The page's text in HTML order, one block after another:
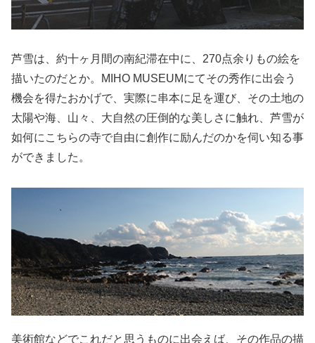
芦雪は、約十ヶ月間の南紀滞在中に、270点余りもの絵を
描いたのだとか。MIHO MUSEUMにてその秀作に出会う
機会を得たおかげで、実際に串本に足を運び、その土地の
太陽や海、山々、大自然の圧倒的な美しさに触れ、芦雪が
如何にこちらの寺で自由に創作に励んだのかを伺い知る事
ができました。
美術館などでこれだと思うものに出会えば、その作品の描